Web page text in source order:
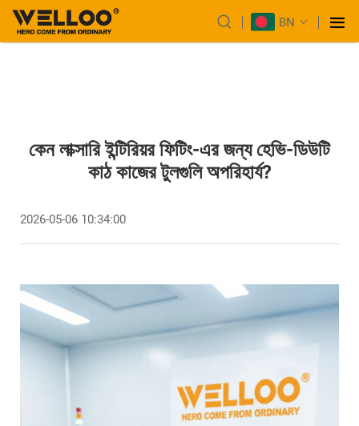
BN
কেন লাক্সারি ইন্টিরিয়র ফিটিং-এর জন্য হেভি-ডিউটি
কাঠ কাজের টুলগুলি অপরিহার্য?
2026-05-06 10:34:00